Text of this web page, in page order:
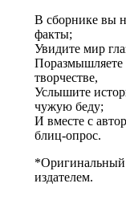
В сборнике вы
факты;
Увидите мир
творчестве,
Услышите
чужую беду;
И вместе с
блиц-опрос.
*Оригинальный
издателем.